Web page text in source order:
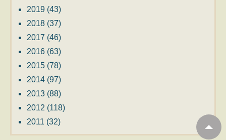
2019 (43)
2018 (37)
2017 (46)
2016 (63)
2015 (78)
2014 (97)
2013 (88)
2012 (118)
2011 (32)